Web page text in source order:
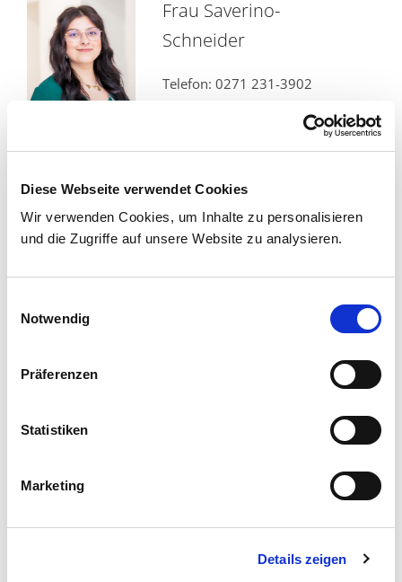
Diese Webseite verwendet Cookies
Wir verwenden Cookies, um Inhalte zu personalisieren
und die Zugriffe auf unsere Website zu analysieren.
Notwendig
Präferenzen
Statistiken
Marketing
Details zeigen
Frau Saverino-
Schneider
Telefon: 0271 231-3902
E-Mail:
Rhythmussprechstunde
(Privat-Patienten und